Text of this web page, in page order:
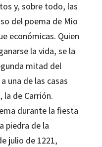
y, sobre todo, las
del poema de Mio
económicas. Quien
la vida, se la
mitad del
una de las casas
la de Carrión.
durante la fiesta
piedra de la
julio de 1221,